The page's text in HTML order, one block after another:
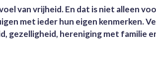
van vrijheid. En dat is niet alleen
met ieder hun eigen kenmerken.
gezelligheid, hereniging met familie